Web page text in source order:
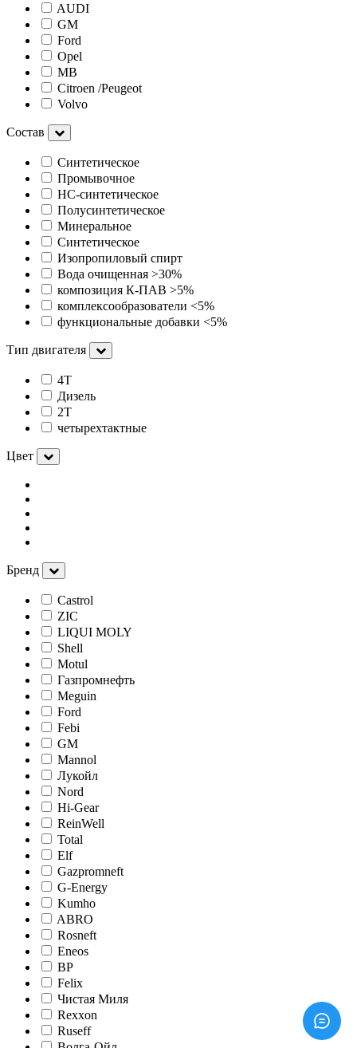
AUDI
GM
Ford
Opel
MB
Citroen /Peugeot
Volvo
Состав
Синтетическое
Промывочное
HC-синтетическое
Полусинтетическое
Минеральное
Cинтетическое
Изопропиловый спирт
Вода очищенная >30%
композиция К-ПАВ >5%
комплексообразователи <5%
функциональные добавки <5%
Тип двигателя
4Т
Дизель
2Т
четырехтактные
Цвет
Бренд
Castrol
ZIC
LIQUI MOLY
Shell
Motul
Газпромнефть
Meguin
Ford
Febi
GM
Mannol
Лукойл
Nord
Hi-Gear
ReinWell
Total
Elf
Gazpromneft
G-Energy
Kumho
ABRO
Rosneft
Eneos
BP
Felix
Чистая Миля
Rexxon
Ruseff